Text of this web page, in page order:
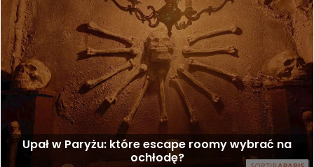
Upał w Paryżu: które escape roomy wybrać na
ochłodę?